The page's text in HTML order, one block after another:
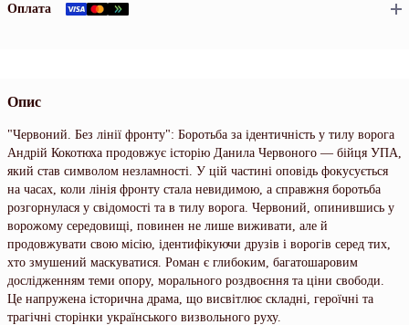
Оплата
Опис
"Червоний. Без лінії фронту": Боротьба за ідентичність у тилу ворога
Андрій Кокотюха продовжує історію Данила Червоного — бійця УПА,
який став символом незламності. У цій частині оповідь фокусується
на часах, коли лінія фронту стала невидимою, а справжня боротьба
розгорнулася у свідомості та в тилу ворога. Червоний, опинившись у
ворожому середовищі, повинен не лише виживати, але й
продовжувати свою місію, ідентифікуючи друзів і ворогів серед тих,
хто змушений маскуватися. Роман є глибоким, багатошаровим
дослідженням теми опору, морального роздвоєння та ціни свободи.
Це напружена історична драма, що висвітлює складні, героїчні та
трагічні сторінки українського визвольного руху.